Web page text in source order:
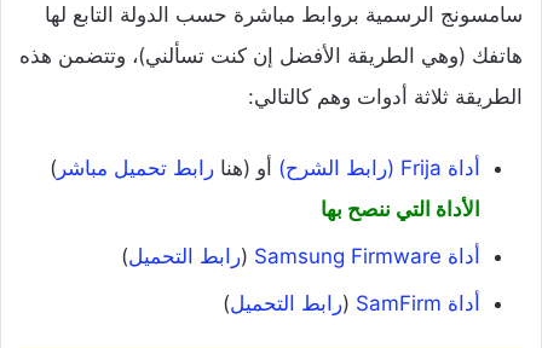
سامسونج الرسمية بروابط مباشرة حسب الدولة التابع لها
هاتفك (وهي الطريقة الأفضل إن كنت تسألني)، وتتضمن هذه
الطريقة ثلاثة أدوات وهم كالتالي:
أداة Frija (رابط الشرح) أو (هنا رابط تحميل مباشر )
الأداة التي ننصح بها
أداة Samsung Firmware
(رابط التحميل)
أداة SamFirm
(رابط التحميل)